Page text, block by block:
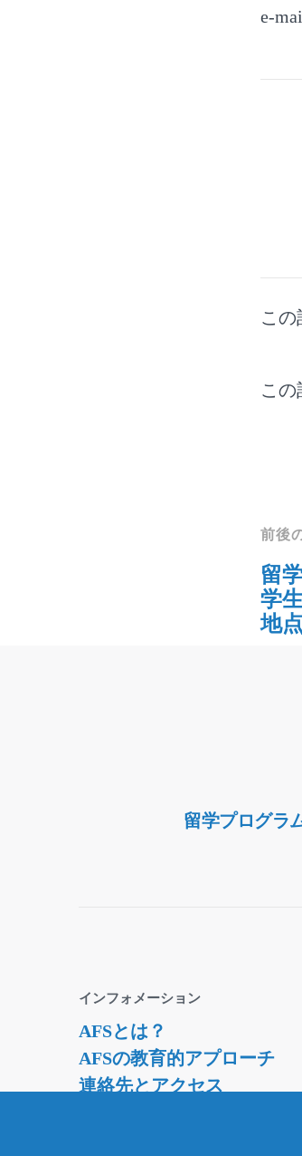
e-
こ
こ
前後
留
学
地
留学プログラ
インフォメーション
AFSとは？
AFSの教育的アプローチ
連絡先とアクセス